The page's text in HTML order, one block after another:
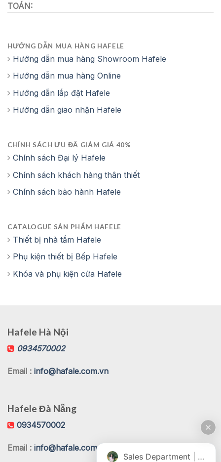
TOÁN:
HƯỚNG DẪN MUA HÀNG HAFELE
Hướng dẫn mua hàng Showroom Hafele
Hướng dẫn mua hàng Online
Hướng dẫn lắp đặt Hafele
Hướng dẫn giao nhận Hafele
CHÍNH SÁCH ƯU ĐÃ GIẢM GIÁ 40%
Chính sách Đại lý Hafele
Chính sách khách hàng thân thiết
Chính sách bảo hành Hafele
CATALOGUE SẢN PHẨM HAFELE
Thiết bị nhà tắm Hafele
Phụ kiện thiết bị Bếp Hafele
Khóa và phụ kiện cửa Hafele
Hafele Hà Nội
0934570002
Email : info@hafale.com.vn
Hafele Đà Nẵng
0934570002
Email : info@hafale.com.vn
Sales Department | Chat online